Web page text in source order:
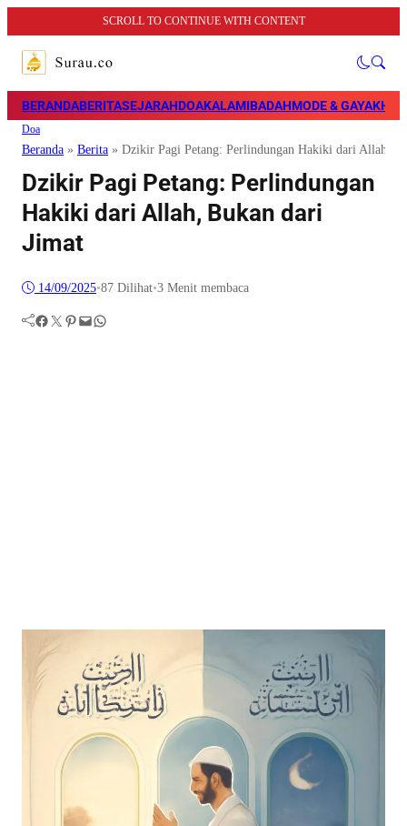
SCROLL TO CONTINUE WITH CONTENT
BERANDABERITASEJARAHDOAKALAMIBADAHMODE & GAYA
Doa
Beranda » Berita » Dzikir Pagi Petang: Perlindungan Hakiki dari Allah,
Dzikir Pagi Petang: Perlindungan
Hakiki dari Allah, Bukan dari
Jimat
14/09/2025•87 Dilihat•3 Menit membaca
Facebook Twitter Pinterest Mail WhatsApp